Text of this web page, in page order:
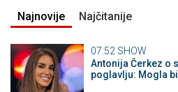
Najnovije Najčitanije
07:52 SHOW
Antonija Čerkez o
poglavlju: Mogla